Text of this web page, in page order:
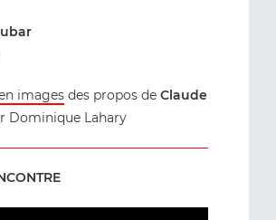
images des propos deClaude
Dominique Lahary